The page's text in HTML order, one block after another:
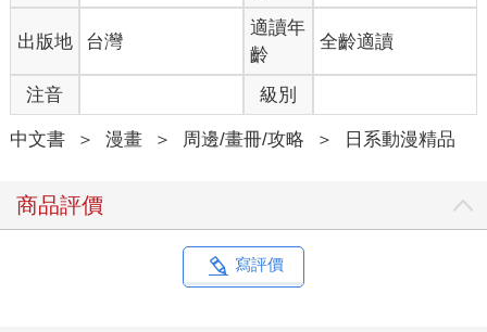
出版地 台灣
適讀年
齡
全齡適讀
注音 級別
中文書 ＞ 漫畫 ＞ 周邊/畫冊/攻略 ＞ 日系動漫精品
商品評價
寫評價